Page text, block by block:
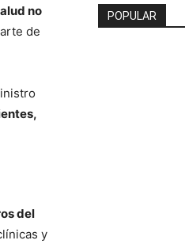
no
de
del
y
POPULAR